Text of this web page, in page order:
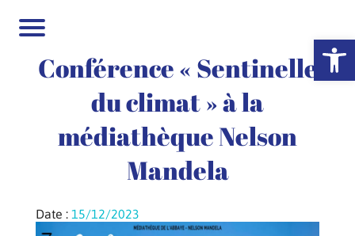
Ouvrir
Conférence « Sentinelle
du climat » à la
médiathèque Nelson
Mandela
Date : 15/12/2023